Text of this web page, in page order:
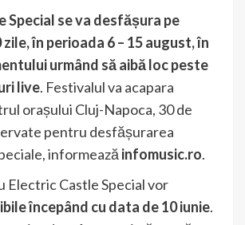
Special se va desfășura pe
în perioada 6 – 15 august, în
urmând să aibă loc peste
live. Festivalul va acapara
orașului Cluj-Napoca, 30 de
pentru desfășurarea
informează infomusic.ro.
Electric Castle Special vor
începând cu data de 10 iunie.